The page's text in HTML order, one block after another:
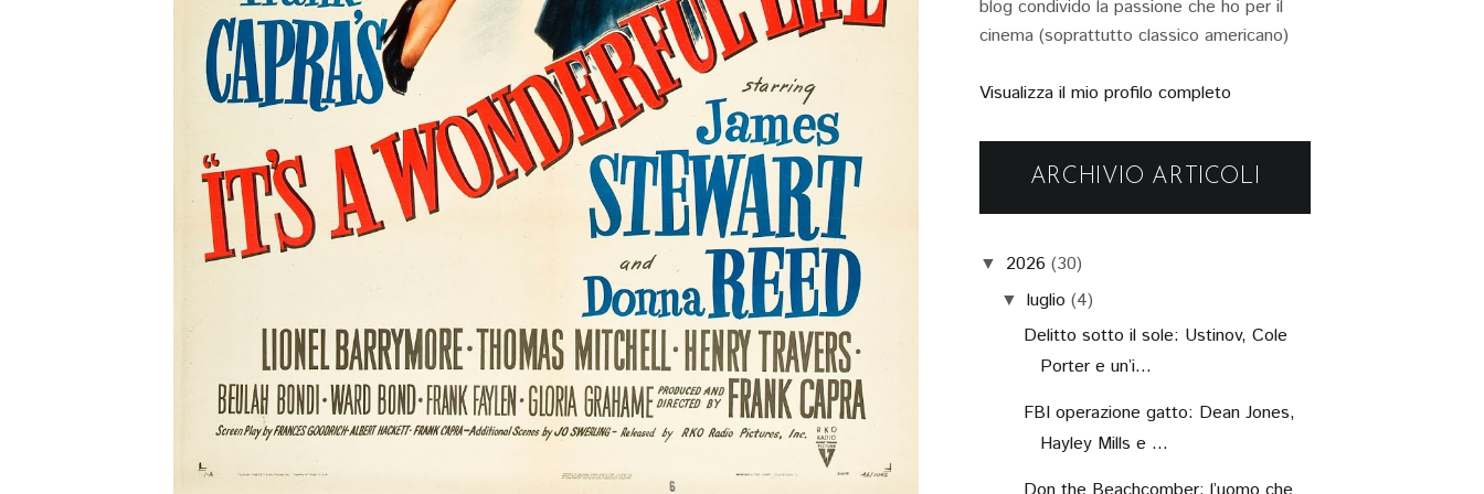
blog condivido la passione che ho per il
cinema (soprattutto classico americano)
Visualizza il mio profilo completo
ARCHIVIO ARTICOLI
▼ 2026 (30)
▼ luglio (4)
Delitto sotto il sole: Ustinov, Cole
Porter e un’i...
FBI operazione gatto: Dean Jones,
Hayley Mills e ...